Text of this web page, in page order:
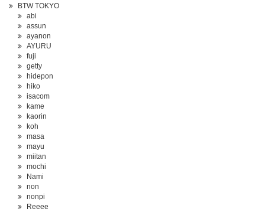
BTW TOKYO
abi
assun
ayanon
AYURU
fuji
getty
hidepon
hiko
isacom
kame
kaorin
koh
masa
mayu
miitan
mochi
Nami
non
nonpi
Reeee